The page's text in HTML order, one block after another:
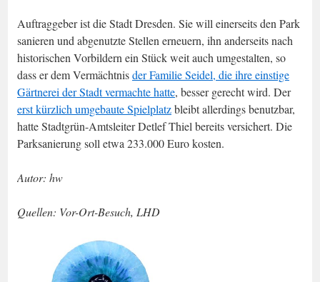
Auftraggeber ist die Stadt Dresden. Sie will einerseits den Park
sanieren und abgenutzte Stellen erneuern, ihn anderseits nach
historischen Vorbildern ein Stück weit auch umgestalten, so
dass er dem Vermächtnisder Familie Seidel, die ihre einstige
Gärtnerei der Stadt vermachte hatte, besser gerecht wird. Der
erst kürzlich umgebaute Spielplatzbleibt allerdings benutzbar,
hatte Stadtgrün-Amtsleiter Detlef Thiel bereits versichert. Die
Parksanierung soll etwa 233.000 Euro kosten.
Autor: hw
Quellen: Vor-Ort-Besuch, LHD